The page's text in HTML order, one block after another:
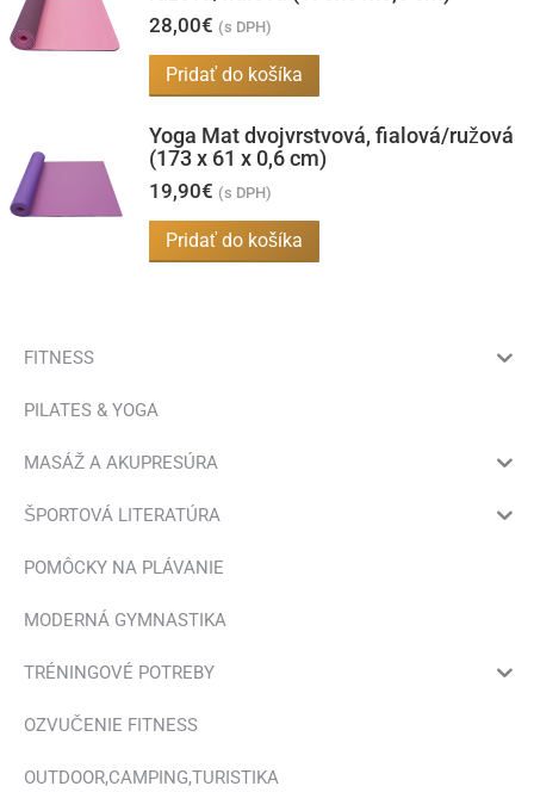
28,00€ (s DPH)
Pridať do košíka
Yoga Mat dvojvrstvová, fialová/ružová
(173 x 61 x 0,6 cm)
19,90€ (s DPH)
Pridať do košíka
FITNESS
PILATES & YOGA
MASÁŽ A AKUPRESÚRA
ŠPORTOVÁ LITERATÚRA
POMÔCKY NA PLÁVANIE
MODERNÁ GYMNASTIKA
TRÉNINGOVÉ POTREBY
OZVUČENIE FITNESS
OUTDOOR,CAMPING,TURISTIKA